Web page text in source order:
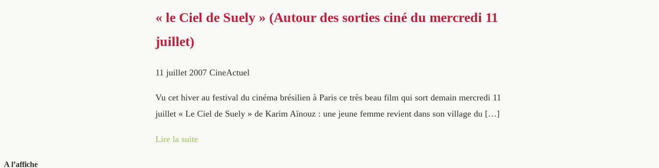
« le Ciel de Suely » (Autour des sorties ciné du mercredi 11
juillet)
11 juillet 2007 CineActuel
Vu cet hiver au festival du cinéma brésilien à Paris ce très beau film qui sort demain mercredi 11
juillet « Le Ciel de Suely » de Karim Aïnouz : une jeune femme revient dans son village du […]
Lire la suite
A l’affiche